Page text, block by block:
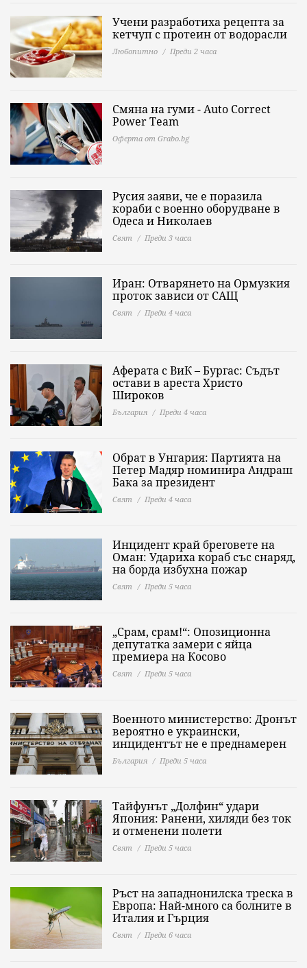
Учени разработиха рецепта за
кетчуп с протеин от водорасли
Любопитно Преди 2 часа
Смяна на гуми - Auto Correct
Power Теаm
Оферта от Grabo.bg
Русия заяви, че е поразила
кораби с военно оборудване в
Одеса и Николаев
Свят Преди 3 часа
Иран: Отварянето на Ормузкия
проток зависи от САЩ
Свят Преди 4 часа
Аферата с ВиК – Бургас: Съдът
остави в ареста Христо
Широков
България Преди 4 часа
Обрат в Унгария: Партията на
Петер Мадяр номинира Андраш
Бака за президент
Свят Преди 4 часа
Инцидент край бреговете на
Оман: Удариха кораб със снаряд,
на борда избухна пожар
Свят Преди 5 часа
„Срам, срам!“: Опозиционна
депутатка замери с яйца
премиера на Косово
Свят Преди 5 часа
Военното министерство: Дронът
вероятно е украински,
инцидентът не е преднамерен
България Преди 5 часа
Тайфунът „Долфин“ удари
Япония: Ранени, хиляди без ток
и отменени полети
Свят Преди 5 часа
Ръст на западнонилска треска в
Европа: Най-много са болните в
Италия и Гърция
Свят Преди 6 часа